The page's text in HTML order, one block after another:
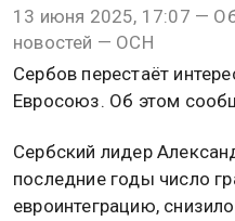
13 июня 2025, 17:07 —
новостей — ОСН
Сербов перестаёт
Евросоюз. Об этом
Сербский лидер
последние годы число
евроинтеграцию,